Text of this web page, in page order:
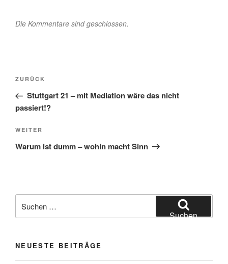
Die Kommentare sind geschlossen.
Beitragsnavigation
Vorheriger
Beitrag
ZURÜCK
Stuttgart 21 – mit Mediation wäre das nicht
passiert!?
Nächster
Beitrag
WEITER
Warum ist dumm – wohin macht Sinn
nach:
Suchen
NEUESTE BEITRÄGE